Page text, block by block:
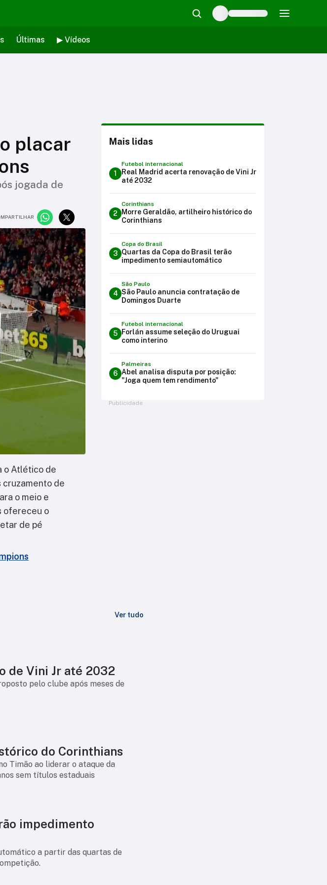
Últimas ▶ Vídeos
placar
jogada de
o Atlético de
cruzamento de
o meio e
ofereceu o
de pé
Mais lidas
1
Futebol internacional
Real Madrid acerta renovação de Vini Jr
até 2032
2
Corinthians
Morre Geraldão, artilheiro histórico do
Corinthians
3
Copa do Brasil
Quartas da Copa do Brasil terão
impedimento semiautomático
4
São Paulo
São Paulo anuncia contratação de
Domingos Duarte
5
Futebol internacional
Forlán assume seleção do Uruguai
como interino
6
Palmeiras
Abel analisa disputa por posição:
"Joga quem tem rendimento"
Publicidade
Ver tudo
de Vini Jr até 2032
pelo clube após meses de
do Corinthians
Timão ao liderar o ataque da
sem títulos estaduais
impedimento
a partir das quartas de